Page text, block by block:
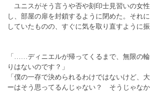
ユニスがそう言うや否や刻印士見習いの女
し、部屋の扉を封鎖するように閉めた。それ
していたものの、すぐに気を取り直すように振
「……ディニエルが帰ってくるまで、無限の
りはないのです？」
「僕の一存で決められるわけではないけど、
ーはそう思ってるんじゃない？ そうじゃな